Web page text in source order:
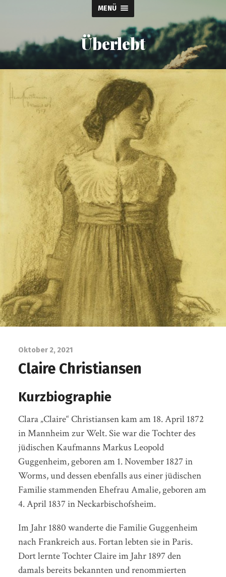
MENÜ
Überlebt
Oktober 2, 2021
Claire Christiansen
Kurzbiographie
Clara „Claire“ Christiansen kam am 18. April 1872
in Mannheim zur Welt. Sie war die Tochter des
jüdischen Kaufmanns Markus Leopold
Guggenheim, geboren am 1. November 1827 in
Worms, und dessen ebenfalls aus einer jüdischen
Familie stammenden Ehefrau Amalie, geboren am
4. April 1837 in Neckarbischofsheim.
Im Jahr 1880 wanderte die Familie Guggenheim
nach Frankreich aus. Fortan lebten sie in Paris.
Dort lernte Tochter Claire im Jahr 1897 den
damals bereits bekannten und renommierten